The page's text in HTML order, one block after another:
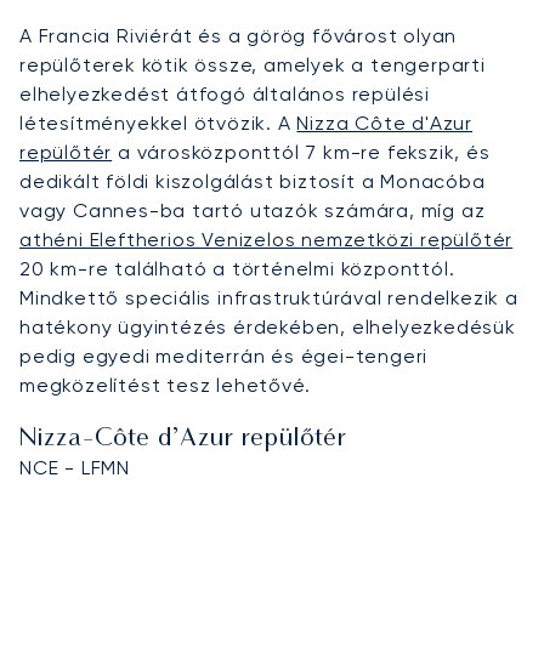
A Francia Riviérát és a görög fővárost olyan
repülőterek kötik össze, amelyek a tengerparti
elhelyezkedést átfogó általános repülési
létesítményekkel ötvözik. ANizza Côte d'Azur
repülőtér a városközponttól 7 km-re fekszik, és
dedikált földi kiszolgálást biztosít a Monacóba
vagy Cannes-ba tartó utazók számára, míg az
athéni Eleftherios Venizelos nemzetközi repülőtér
20 km-re található a történelmi központtól.
Mindkettő speciális infrastruktúrával rendelkezik a
hatékony ügyintézés érdekében, elhelyezkedésük
pedig egyedi mediterrán és égei-tengeri
megközelítést tesz lehetővé.
Nizza-Côte d’Azur repülőtér
NCE - LFMN